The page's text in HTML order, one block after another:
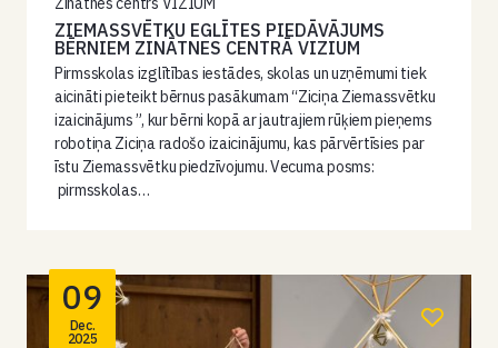
ZIEMASSVĒTKU EGLĪTES PIEDĀVĀJUMS
BĒRNIEM ZINĀTNES CENTRĀ VIZIUM
Pirmsskolas izglītības iestādes, skolas un uzņēmumi tiek
aicināti pieteikt bērnus pasākumam “Ziciņa Ziemassvētku
izaicinājums ”, kur bērni kopā ar jautrajiem rūķiem pieņems
robotiņa Ziciņa radošo izaicinājumu, kas pārvērtīsies par
īstu Ziemassvētku piedzīvojumu. Vecuma posms:
pirmsskolas…
09
Dec.
2025